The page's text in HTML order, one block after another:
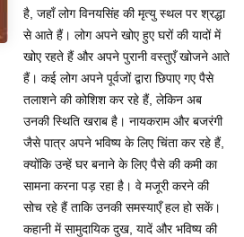
है, जहाँ लोग विनयसिंह की मृत्यु स्थल पर श्रद्धा
से आते हैं। लोग अपने खोए हुए घरों की यादों में
खोए रहते हैं और अपने पुरानी वस्तुएँ खोजने आते
हैं। कई लोग अपने पूर्वजों द्वारा छिपाए गए पैसे
तलाशने की कोशिश कर रहे हैं, लेकिन अब
उनकी स्थिति खराब है। नायकराम और बजरंगी
जैसे पात्र अपने भविष्य के लिए चिंता कर रहे हैं,
क्योंकि उन्हें घर बनाने के लिए पैसे की कमी का
सामना करना पड़ रहा है। वे मजूरी करने की
सोच रहे हैं ताकि उनकी समस्याएँ हल हो सकें।
कहानी में सामुदायिक दुख, यादें और भविष्य की